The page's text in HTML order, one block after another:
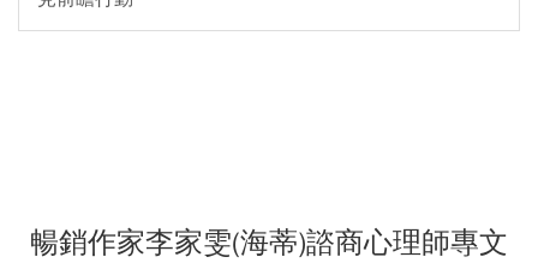
暢銷作家李家雯(海蒂)諮商心理師專文